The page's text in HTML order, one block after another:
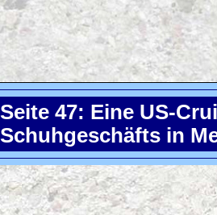
Seite 47: Eine US-
Schuhgeschäfts in